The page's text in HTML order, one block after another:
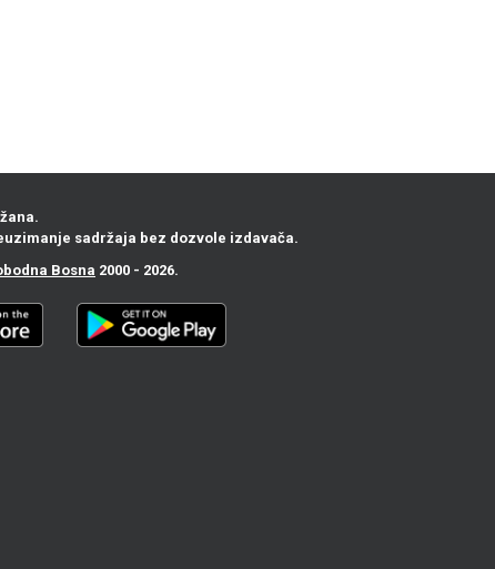
sadržaja bez dozvole izdavača.
Bosna 2000 - 2026.